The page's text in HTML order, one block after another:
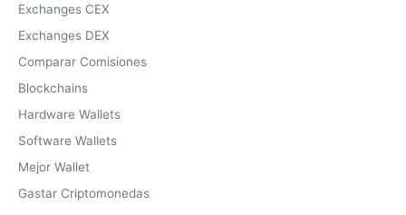
Exchanges CEX
Exchanges DEX
Comparar Comisiones
Blockchains
Hardware Wallets
Software Wallets
Mejor Wallet
Gastar Criptomonedas